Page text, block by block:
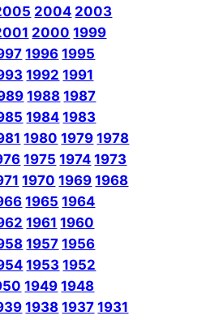
2004 2003
2000 1999
1996 1995
1992 1991
1988 1987
1984 1983
1980 1979 1978
1975 1974 1973
1970 1969 1968
1965 1964
1961 1960
1957 1956
1953 1952
1949 1948
1938 1937 1931